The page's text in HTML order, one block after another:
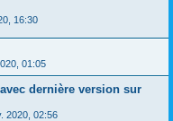
16:30
01:05
dernière version sur
2020, 02:56